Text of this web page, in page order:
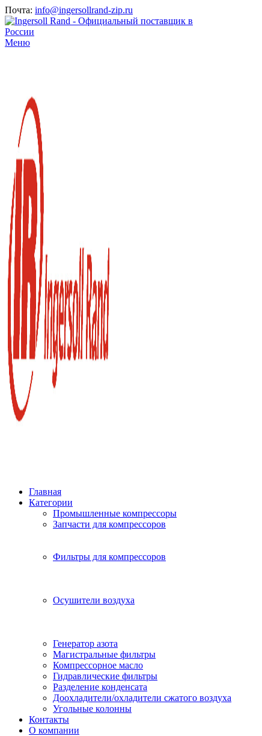
Почта: info@ingersollrand-zip.ru
Меню
Главная
Категории
Промышленные компрессоры
Запчасти для компрессоров
Фильтры для компрессоров
Осушители воздуха
Генератор азота
Магистральные фильтры
Компрессорное масло
Гидравлические фильтры
Разделение конденсата
Доохладители/охладители сжатого воздуха
Угольные колонны
Контакты
О компании